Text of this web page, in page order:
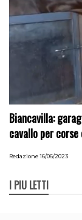
Biancavilla:
cavallo per
Redazione 16/06/2023
I PIÙ LETTI